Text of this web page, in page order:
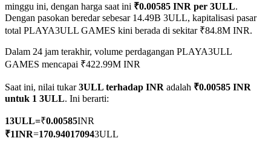
Mata Uang Kripto Berjangka
TradFi
minggu ini, dengan harga saat ini ₹0.00585 INR per 3ULL.
Dengan pasokan beredar sebesar 14.49B 3ULL, kapitalisasi pasar
total PLAYA3ULL GAMES kini berada di sekitar ₹84.8M INR.
Dalam 24 jam terakhir, volume perdagangan PLAYA3ULL
GAMES mencapai ₹422.99M INR
Saat ini, nilai tukar3ULL terhadap INR adalah ₹0.00585 INR
untuk 1 3ULL. Ini berarti:
13ULL=₹0.00585INR
₹1INR=170.940170943ULL